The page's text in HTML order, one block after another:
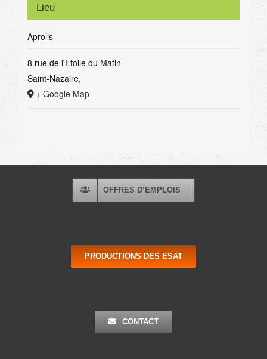
Lieu
Aprolis
8 rue de l'Etoile du Matin
Saint-Nazaire,
+ Google Map
OFFRES D’EMPLOIS
PRODUCTIONS DES ESAT
CONTACT